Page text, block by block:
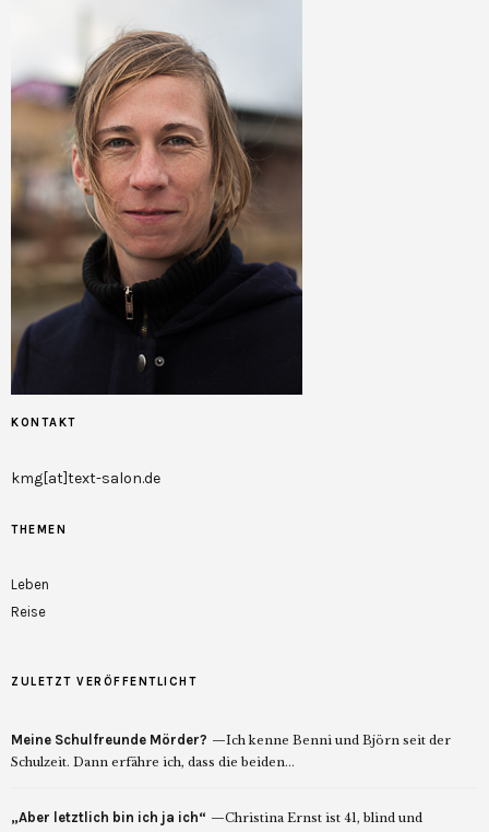
KONTAKT
kmg[at]text-salon.de
THEMEN
Leben
Reise
ZULETZT VERÖFFENTLICHT
Meine Schulfreunde Mörder?
Ich kenne Benni und Björn seit der
Schulzeit. Dann erfähre ich, dass die beiden...
„Aber letztlich bin ich ja ich“
Christina Ernst ist 41, blind und